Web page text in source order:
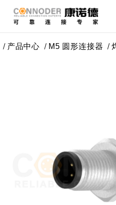
产品中心 M5 圆形连接器